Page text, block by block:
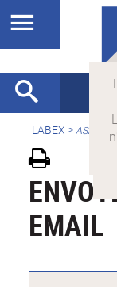
LABEX >ASLAN
EMAIL